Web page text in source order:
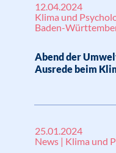
12.04.2024
Klima und
Baden-
Abend der
Ausrede beim
25.01.2024
News | Klima und